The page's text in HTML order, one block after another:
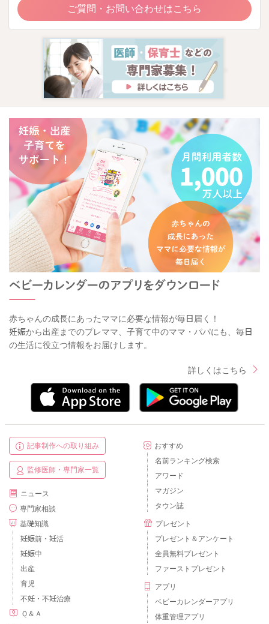
ご質問・お問い合わせはこちら
赤ちゃんの成長にあったママに必要な情報が毎日届く！
妊娠から出産までのプレママ、子育て中のママ・パパにも、毎日
の生活に役立つ情報をお届けします。
詳しくはこちら
記事制作への取り組み
監修医師・専門家一覧
ニュース
専門家相談
基礎知識
妊娠前・妊活
妊娠中
出産
育児
不妊・不妊治療
Ｑ＆Ａ
おすすめ
名前ランキング検索
アワード
マガジン
タウン誌
プレゼント
プレゼント＆アンケート
全員無料プレゼント
ファーストプレゼント
アプリ
ベビーカレンダーアプリ
体重管理アプリ